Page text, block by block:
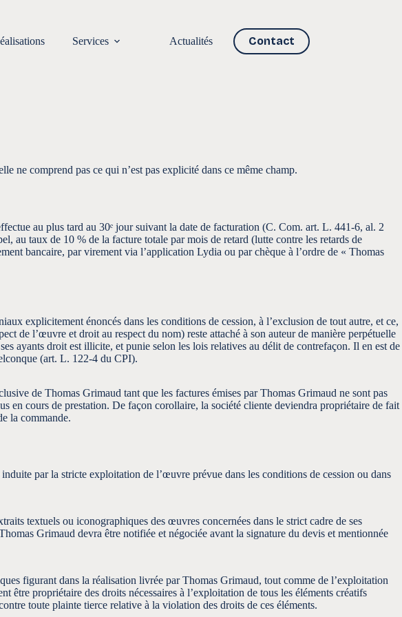
Services Actualités Contact
ne comprend pas ce qui n’est pas explicité dans ce même champ.
au plus tard au 30ᵉ jour suivant la date de facturation (C. Com. art. L. 441-6, al. 2
au taux de 10 % de la facture totale par mois de retard (lutte contre les retards de
bancaire, par virement via l’application Lydia ou par chèque à l’ordre de « Thomas
explicitement énoncés dans les conditions de cession, à l’exclusion de tout autre, et ce,
de l’œuvre et droit au respect du nom) reste attaché à son auteur de manière perpétuelle
ayants droit est illicite, et punie selon les lois relatives au délit de contrefaçon. Il en est de
(art. L. 122-4 du CPI).
de Thomas Grimaud tant que les factures émises par Thomas Grimaud ne sont pas
en cours de prestation. De façon corollaire, la société cliente deviendra propriétaire de fait
la commande.
par la stricte exploitation de l’œuvre prévue dans les conditions de cession ou dans
textuels ou iconographiques des œuvres concernées dans le strict cadre de ses
Grimaud devra être notifiée et négociée avant la signature du devis et mentionnée
figurant dans la réalisation livrée par Thomas Grimaud, tout comme de l’exploitation
être propriétaire des droits nécessaires à l’exploitation de tous les éléments créatifs
toute plainte tierce relative à la violation des droits de ces éléments.